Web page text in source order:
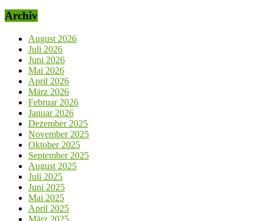
Archiv
August 2026
Juli 2026
Juni 2026
Mai 2026
April 2026
März 2026
Februar 2026
Januar 2026
Dezember 2025
November 2025
Oktober 2025
September 2025
August 2025
Juli 2025
Juni 2025
Mai 2025
April 2025
März 2025